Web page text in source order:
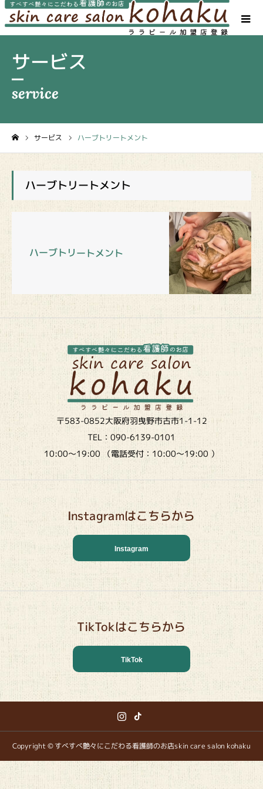
サービス
サービス ハーブトリートメント
ハーブトリートメント
ハーブトリートメント
〒583-0852大阪府羽曳野市古市1-1-12
TEL：090-6139-0101
10:00～19:00 （電話受付：10:00～19:00 ）
Instagramはこちらから
Instagram
TikTokはこちらから
TikTok
Copyright © すべすべ艶々にこだわる看護師のお店skin care salon kohaku